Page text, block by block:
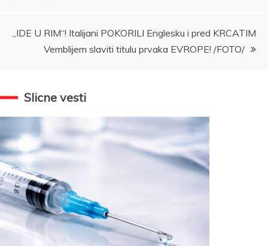
„IDE U RIM“! Italijani POKORILI Englesku i pred KRCATIM
Vemblijem slaviti titulu prvaka EVROPE! /FOTO/
Slicne vesti